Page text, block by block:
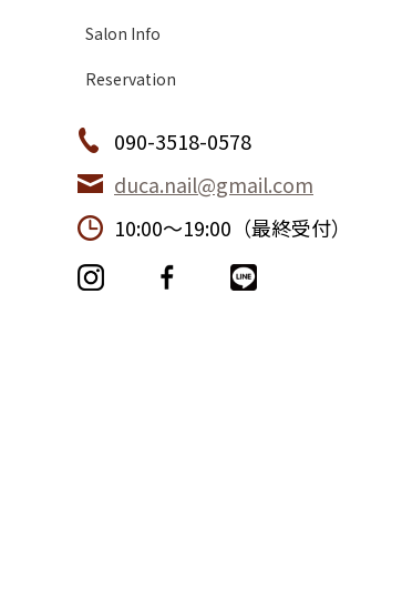
Salon Info
Reservation
090-3518-0578
duca.nail@gmail.com
10:00〜19:00（最終受付）